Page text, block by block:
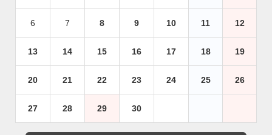
6 7 8 9 10 11 12
13 14 15 16 17 18 19
20 21 22 23 24 25 26
27 28 29 30